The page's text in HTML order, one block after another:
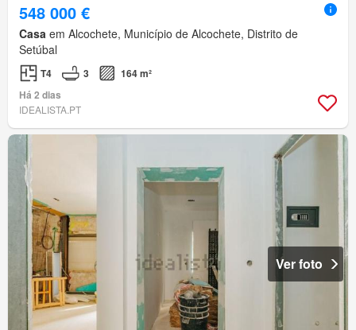
548 000 €
Casa em Alcochete, Município de Alcochete, Distrito de
Setúbal
T4 3
164 m²
Há 2 dias
IDEALISTA.PT
Ver foto